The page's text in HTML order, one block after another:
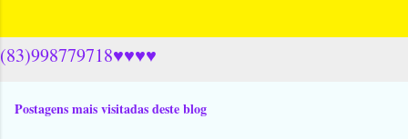
(83)998779718♥♥♥♥
Postagens mais visitadas deste blog